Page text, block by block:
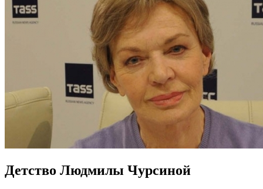
Детство Людмилы Чурсиной